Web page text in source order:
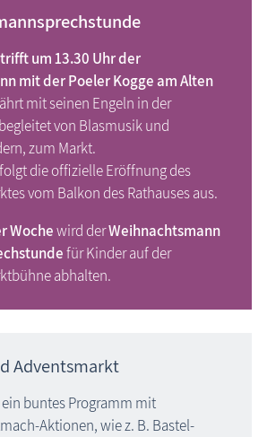
um 13.30 Uhr der
mit der Poeler Kogge am Alten
mit seinen Engeln in der
von Blasmusik und
zum Markt.
die offizielle Eröffnung des
vom Balkon des Rathauses aus.
Wochewird derWeihnachtsmann
für Kinder auf der
abhalten.
Adventsmarkt
buntes Programm mit
Aktionen, wie z. B. Bastel­